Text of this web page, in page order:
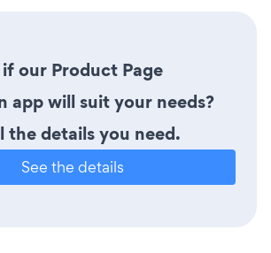
our Product Page
app will suit your needs?
the details you need.
See the details